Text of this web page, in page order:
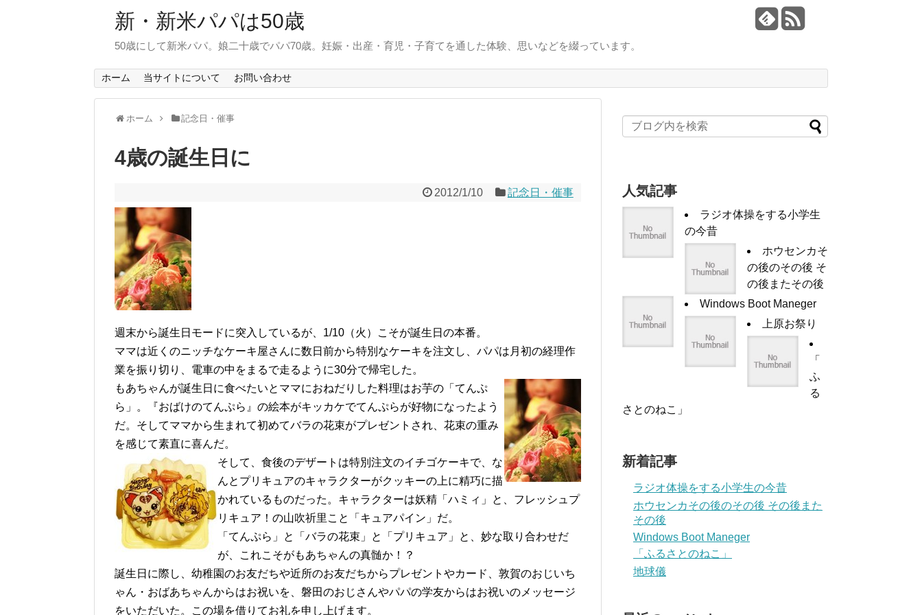
新・新米パパは50歳
50歳にして新米パパ。娘二十歳でパパ70歳。妊娠・出産・育児・子育てを通した体験、思いなどを綴っています。
ホーム 当サイトについて お問い合わせ
ホーム 記念日・催事
4歳の誕生日に
2012/1/10 記念日・催事
週末から誕生日モードに突入しているが、1/10（火）こそが誕生日の本番。
ママは近くのニッチなケーキ屋さんに数日前から特別なケーキを注文し、パパは月初の経理作
業を振り切り、電車の中をまるで走るように30分で帰宅した。
もあちゃんが誕生日に食べたいとママにおねだりした料理はお芋の「てんぷ
ら」。『おばけのてんぷら』の絵本がキッカケでてんぷらが好物になったよう
だ。そしてママから生まれて初めてバラの花束がプレゼントされ、花束の重み
を感じて素直に喜んだ。
そして、食後のデザートは特別注文のイチゴケーキで、な
んとプリキュアのキャラクターがクッキーの上に精巧に描
かれているものだった。キャラクターは妖精「ハミィ」と、フレッシュプ
リキュア！の山吹祈里こと「キュアパイン」だ。
「てんぷら」と「バラの花束」と「プリキュア」と、妙な取り合わせだ
が、これこそがもあちゃんの真髄か！？
誕生日に際し、幼稚園のお友だちや近所のお友だちからプレゼントやカード、敦賀のおじいち
ゃん・おばあちゃんからはお祝いを、磐田のおじさんやパパの学友からはお祝いのメッセージ
をいただいた。この場を借りてお礼を申し上げます。
人気記事
ラジオ体操をする小学生
の今昔
ホウセンカそ
の後のその後 そ
の後またその後
Windows Boot Maneger
上原お祭り
「
ふ
る
さとのねこ」
新着記事
ラジオ体操をする小学生の今昔
ホウセンカその後のその後 その後また
その後
Windows Boot Maneger
「ふるさとのねこ」
地球儀